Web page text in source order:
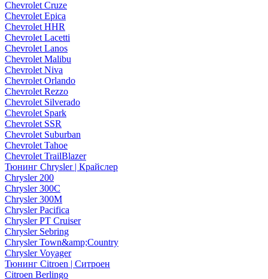
Chevrolet Cruze
Chevrolet Epica
Chevrolet HHR
Chevrolet Lacetti
Chevrolet Lanos
Chevrolet Malibu
Chevrolet Niva
Chevrolet Orlando
Chevrolet Rezzo
Chevrolet Silverado
Chevrolet Spark
Chevrolet SSR
Chevrolet Suburban
Chevrolet Tahoe
Chevrolet TrailBlazer
Тюнинг Chrysler | Крайслер
Chrysler 200
Chrysler 300C
Chrysler 300M
Chrysler Pacifica
Chrysler PT Cruiser
Chrysler Sebring
Chrysler Town&amp;Country
Chrysler Voyager
Тюнинг Citroen | Ситроен
Citroen Berlingo